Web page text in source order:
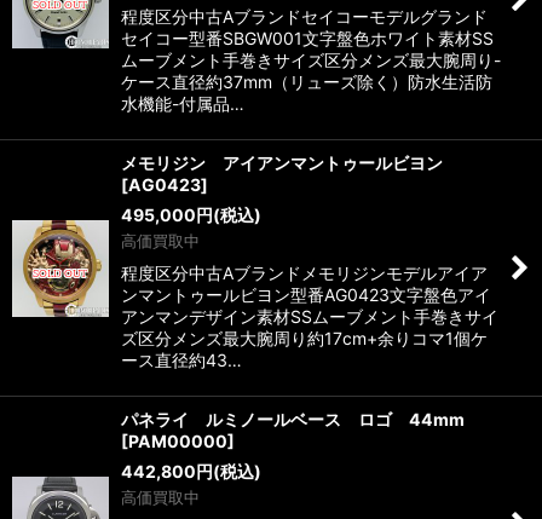
程度区分中古Aブランドセイコーモデルグランド
セイコー型番SBGW001文字盤色ホワイト素材SS
ムーブメント手巻きサイズ区分メンズ最大腕周り-
ケース直径約37mm（リューズ除く）防水生活防
水機能-付属品…
メモリジン アイアンマントゥールビヨン
[AG0423]
495,000円(税込)
高価買取中
程度区分中古Aブランドメモリジンモデルアイア
ンマントゥールビヨン型番AG0423文字盤色アイ
アンマンデザイン素材SSムーブメント手巻きサイ
ズ区分メンズ最大腕周り約17cm+余りコマ1個ケ
ース直径約43…
パネライ ルミノールベース ロゴ 44mm
[PAM00000]
442,800円(税込)
高価買取中